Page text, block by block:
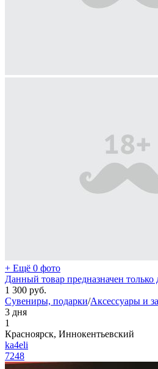
+ Ещё 0 фото
Данный товар предназначен только
1 300 руб.
Сувениры, подарки/Аксессуары и
3 дня
1
Красноярск, Иннокентьевский
ka4eli
7248